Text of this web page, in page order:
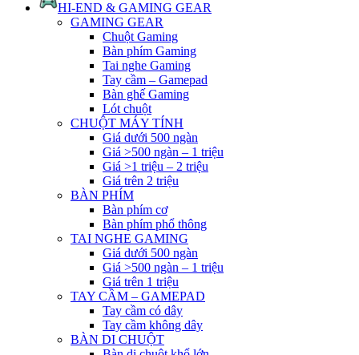
HI-END & GAMING GEAR
GAMING GEAR
Chuột Gaming
Bàn phím Gaming
Tai nghe Gaming
Tay cầm – Gamepad
Bàn ghế Gaming
Lót chuột
CHUỘT MÁY TÍNH
Giá dưới 500 ngàn
Giá >500 ngàn – 1 triệu
Giá >1 triệu – 2 triệu
Giá trên 2 triệu
BÀN PHÍM
Bàn phím cơ
Bàn phím phổ thông
TAI NGHE GAMING
Giá dưới 500 ngàn
Giá >500 ngàn – 1 triệu
Giá trên 1 triệu
TAY CẦM – GAMEPAD
Tay cầm có dây
Tay cầm không dây
BÀN DI CHUỘT